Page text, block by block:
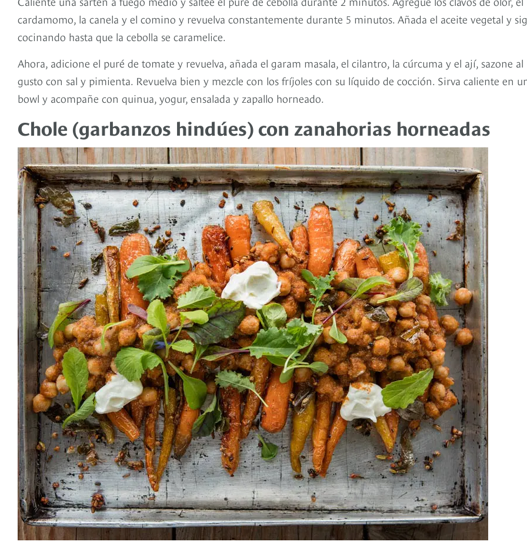
cardamomo, la canela y el comino y revuelva constantemente durante 5 minutos. Añada el aceite vegetal y
cocinando hasta que la cebolla se caramelice.
Ahora, adicione el puré de tomate y revuelva, añada el garam masala, el cilantro, la cúrcuma y el ají, sazone al
gusto con sal y pimienta. Revuelva bien y mezcle con los fríjoles con su líquido de cocción. Sirva caliente en
bowl y acompañe con quinua, yogur, ensalada y zapallo horneado.
Chole (garbanzos hindúes) con zanahorias horneadas